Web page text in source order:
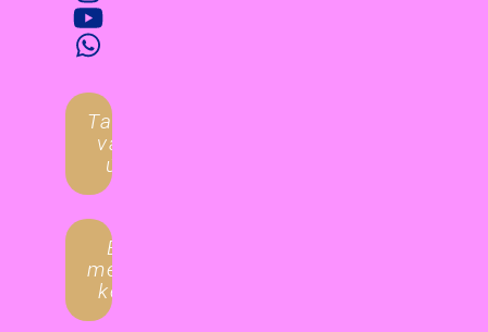
Tanulnál
valami
újat?
Egyéni
megoldást
keresel?